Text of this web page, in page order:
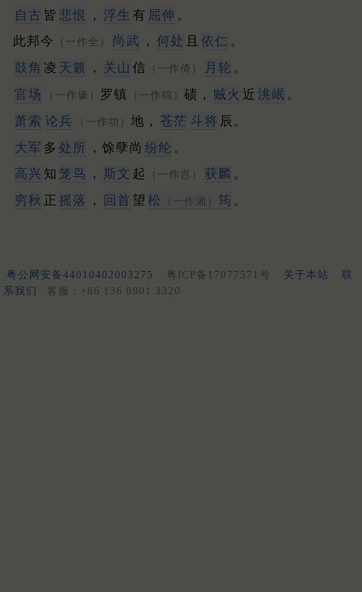
自古 皆 悲恨 ， 浮生 有 屈伸 。
此邦今
（一作全） 尚武 ， 何处 且 依仁 。
鼓角 凌 天籁 ， 关山 信 （一作倚） 月轮 。
官场
（一作壕） 罗镇 （一作锦） 碛， 贼火 近 洮岷 。
萧索 论兵 （一作功） 地， 苍茫 斗将 辰。
大军 多 处所 ，馀孽尚 纷纶 。
高兴 知 笼鸟 ， 斯文 起 （一作岂） 获麟 。
穷秋 正 摇落 ， 回首 望 松 （一作湘） 筠 。
粤公网安备44010402003275 粤ICP备17077571号 关于本站
联
系我们
客服：+86 136 0901 3320